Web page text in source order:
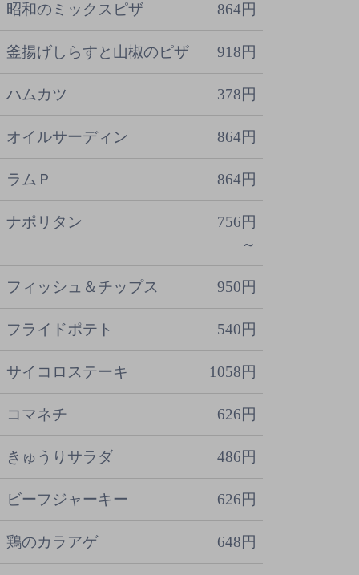
昭和のミックスピザ 864円
釜揚げしらすと山椒のピザ 918円
ハムカツ 378円
オイルサーディン 864円
ラムＰ 864円
ナポリタン
756円
～
フィッシュ＆チップス 950円
フライドポテト 540円
サイコロステーキ 1058円
コマネチ 626円
きゅうりサラダ 486円
ビーフジャーキー 626円
鶏のカラアゲ 648円